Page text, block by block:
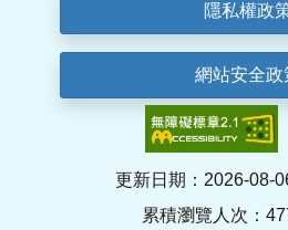
隱私權政
網站安全政
更新日期：2026-08-
累積瀏覽人次：